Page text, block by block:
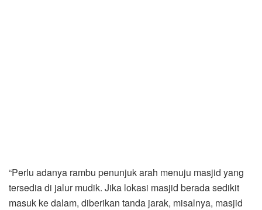
“Perlu adanya rambu penunjuk arah menuju masjid yang
tersedia di jalur mudik. Jika lokasi masjid berada sedikit
masuk ke dalam, diberikan tanda jarak, misalnya, masjid